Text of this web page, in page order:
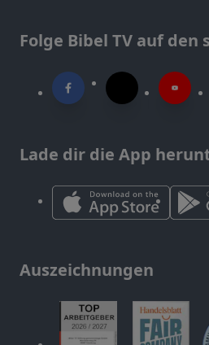
Folge Bibel TV auf den
Lade dir die App
Auszeichnungen